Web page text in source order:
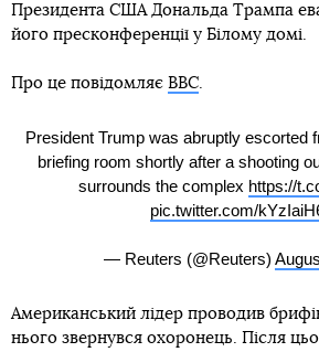
Президента США Дональда Трампа
його пресконференції у Білому домі.
Про це повідомляє ВВС
President Trump was abruptly escorted
briefing room shortly after a shooting
surrounds the complex https://
pic.twitter.com/
— Reuters (@Reuters)
Американський лідер проводив
нього звернувся охоронець. Після